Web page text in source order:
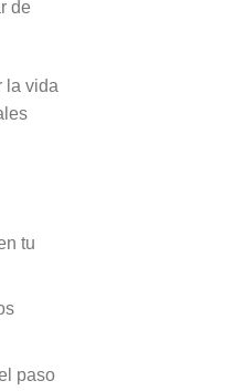
de
la vida
tu
paso